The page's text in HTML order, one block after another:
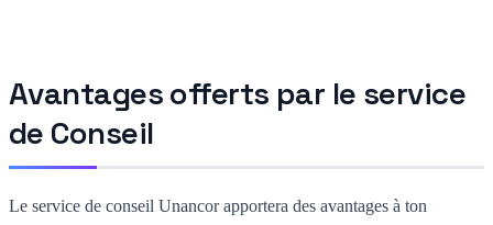
Avantages offerts par le service
de Conseil
Le service de conseil Unancor apportera des avantages à ton